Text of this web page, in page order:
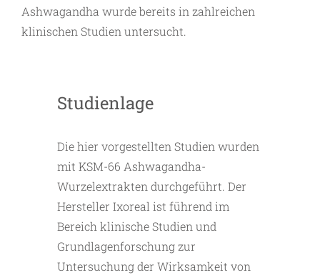
Ashwagandha wurde bereits in zahlreichen
klinischen Studien untersucht.
Studienlage
Die hier vorgestellten Studien wurden
mit KSM-66 Ashwagandha-
Wurzelextrakten durchgeführt. Der
Hersteller Ixoreal ist führend im
Bereich klinische Studien und
Grundlagenforschung zur
Untersuchung der Wirksamkeit von